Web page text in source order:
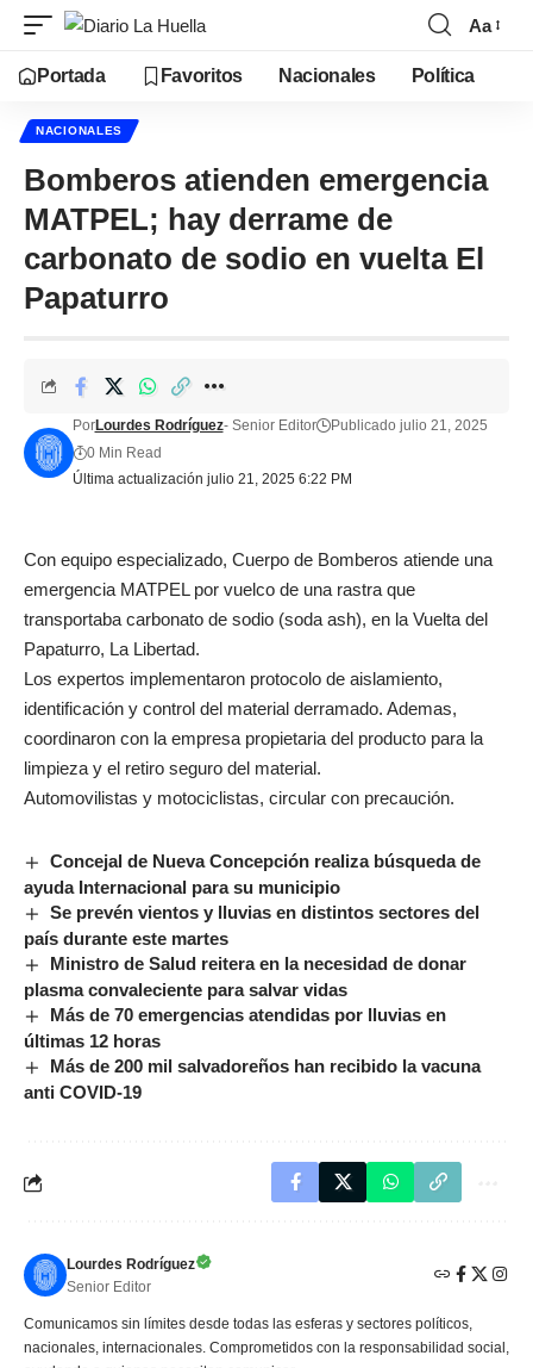
Aa
Portada Favoritos Nacionales Política
NACIONALES
Bomberos atienden emergencia
MATPEL; hay derrame de
carbonato de sodio en vuelta El
Papaturro
Última actualización julio 21, 2025 6:22 PM
PorLourdes Rodríguez- Senior Editor
Publicado julio 21, 2025
0 Min Read
Con equipo especializado, Cuerpo de Bomberos atiende una
emergencia MATPEL por vuelco de una rastra que
transportaba carbonato de sodio (soda ash), en la Vuelta del
Papaturro, La Libertad.
Los expertos implementaron protocolo de aislamiento,
identificación y control del material derramado. Ademas,
coordinaron con la empresa propietaria del producto para la
limpieza y el retiro seguro del material.
Automovilistas y motociclistas, circular con precaución.
Concejal de Nueva Concepción realiza búsqueda de
ayuda Internacional para su municipio
Se prevén vientos y lluvias en distintos sectores del
país durante este martes
Ministro de Salud reitera en la necesidad de donar
plasma convaleciente para salvar vidas
Más de 70 emergencias atendidas por lluvias en
últimas 12 horas
Más de 200 mil salvadoreños han recibido la vacuna
anti COVID-19
Lourdes Rodríguez
Senior Editor
Comunicamos sin límites desde todas las esferas y sectores políticos,
nacionales, internacionales. Comprometidos con la responsabilidad social,